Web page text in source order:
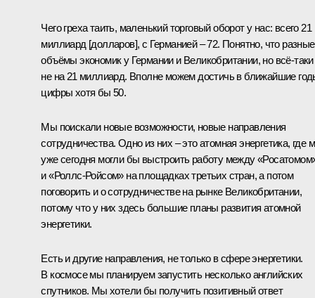
Чего греха таить, маленький торговый оборот у нас: всего 21
миллиард [долларов], с Германией – 72. Понятно, что разные
объёмы экономик у Германии и Великобритании, но
не на 21 миллиард. Вполне можем достичь в ближайшие
цифры хотя бы 50.
Мы поискали новые возможности, новые направления
сотрудничества. Одно из них – это атомная энергетика, где
уже сегодня могли бы выстроить работу между
и «Роллс-Ройсом» на площадках третьих стран, а потом
поговорить и о сотрудничестве на рынке Великобритании,
потому что у них здесь большие планы развития атомной
энергетики.
Есть и другие направления, не только в сфере энергетики.
В космосе мы планируем запустить несколько английских
спутников. Мы хотели бы получить позитивный ответ